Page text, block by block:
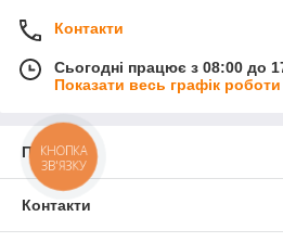
Контакти
Сьогодні працює з 08:00 до
Показати весь графік роботи
Про нас
Контакти
КНОПКА
ЗВ'ЯЗКУ